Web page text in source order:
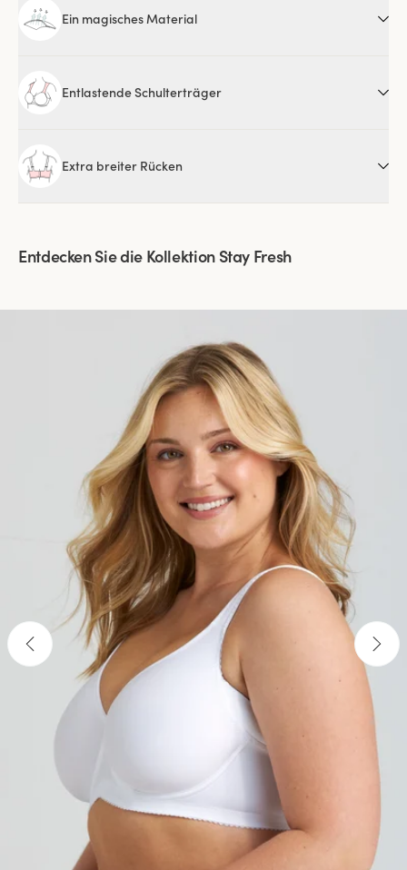
Ein magisches Material
Entlastende Schulterträger
Extra breiter Rücken
Entdecken Sie die Kollektion Stay Fresh